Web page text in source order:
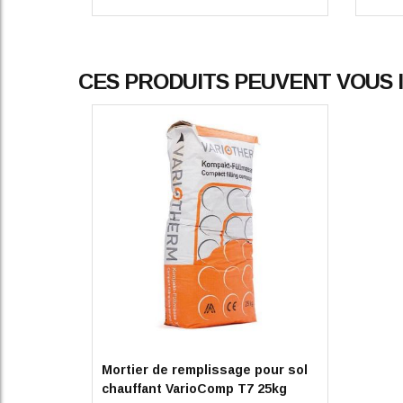
CES PRODUITS PEUVENT VOUS
Mortier de remplissage pour sol
chauffant VarioComp T7 25kg